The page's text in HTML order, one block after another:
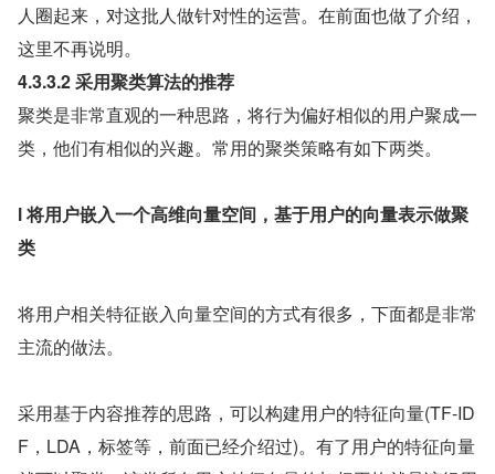
人圈起来，对这批人做针对性的运营。在前面也做了介绍，
这里不再说明。
4.3.3.2 采用聚类算法的推荐
聚类是非常直观的一种思路，将行为偏好相似的用户聚成一
类，他们有相似的兴趣。常用的聚类策略有如下两类。
l 将用户嵌入一个高维向量空间，基于用户的向量表示做聚
类
将用户相关特征嵌入向量空间的方式有很多，下面都是非常
主流的做法。
采用基于内容推荐的思路，可以构建用户的特征向量(TF-ID
F，LDA，标签等，前面已经介绍过)。有了用户的特征向量